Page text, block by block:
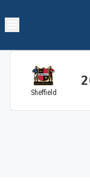
Sheffield